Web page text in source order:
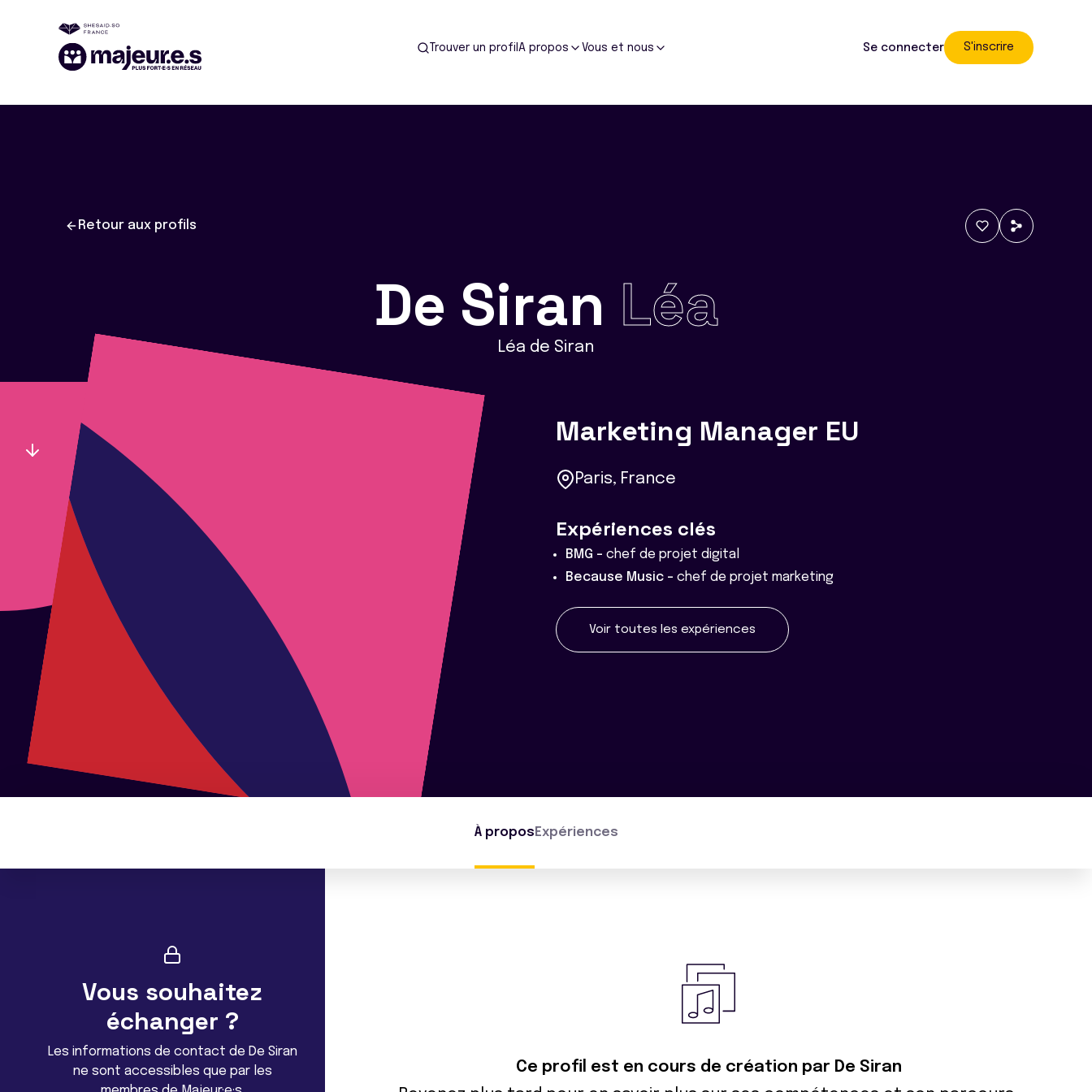
Trouver un profil A propos Vous et nous Se connecter S'inscrire
Retour aux profils
De Siran Léa
Léa de Siran
Marketing Manager EU
Paris, France
Expériences clés
BMG - chef de projet digital
Because Music - chef de projet marketing
Voir toutes les expériences
À propos Expériences
Vous souhaitez
échanger ?
Les informations de contact de De Siran
ne sont accessibles que par les
Ce profil est en cours de création par De Siran